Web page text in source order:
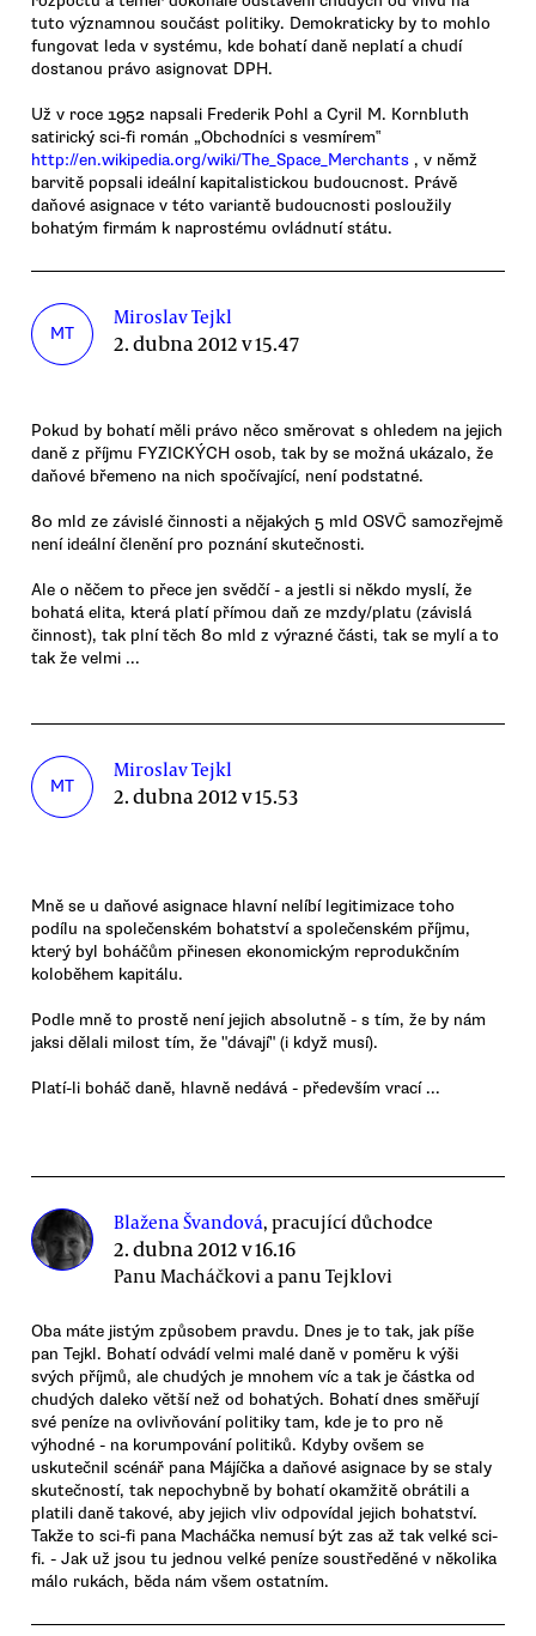
tuto významnou součást politiky. Demokraticky by to mohlo
fungovat leda v systému, kde bohatí daně neplatí a chudí
dostanou právo asignovat DPH.
Už v roce 1952 napsali Frederik Pohl a Cyril M. Kornbluth
satirický sci-fi román „Obchodníci s vesmírem‟
http://en.wikipedia.org/wiki/The_Space_Merchants , v němž
barvitě popsali ideální kapitalistickou budoucnost. Právě
daňové asignace v této variantě budoucnosti posloužily
bohatým firmám k naprostému ovládnutí státu.
MT
Miroslav Tejkl
2. dubna 2012 v 15.47
Pokud by bohatí měli právo něco směrovat s ohledem na jejich
daně z příjmu FYZICKÝCH osob, tak by se možná ukázalo, že
daňové břemeno na nich spočívající, není podstatné.
80 mld ze závislé činnosti a nějakých 5 mld OSVČ samozřejmě
není ideální členění pro poznání skutečnosti.
Ale o něčem to přece jen svědčí - a jestli si někdo myslí, že
bohatá elita, která platí přímou daň ze mzdy/platu (závislá
činnost), tak plní těch 80 mld z výrazné části, tak se mylí a to
tak že velmi ...
MT
Miroslav Tejkl
2. dubna 2012 v 15.53
Mně se u daňové asignace hlavní nelíbí legitimizace toho
podílu na společenském bohatství a společenském příjmu,
který byl boháčům přinesen ekonomickým reprodukčním
koloběhem kapitálu.
Podle mně to prostě není jejich absolutně - s tím, že by nám
jaksi dělali milost tím, že "dávají" (i když musí).
Platí-li boháč daně, hlavně nedává - především vrací ...
Blažena Švandová, pracující důchodce
2. dubna 2012 v 16.16
Panu Macháčkovi a panu Tejklovi
Oba máte jistým způsobem pravdu. Dnes je to tak, jak píše
pan Tejkl. Bohatí odvádí velmi malé daně v poměru k výši
svých příjmů, ale chudých je mnohem víc a tak je částka od
chudých daleko větší než od bohatých. Bohatí dnes směřují
své peníze na ovlivňování politiky tam, kde je to pro ně
výhodné - na korumpování politiků. Kdyby ovšem se
uskutečnil scénář pana Májíčka a daňové asignace by se staly
skutečností, tak nepochybně by bohatí okamžitě obrátili a
platili daně takové, aby jejich vliv odpovídal jejich bohatství.
Takže to sci-fi pana Macháčka nemusí být zas až tak velké sci-
fi. - Jak už jsou tu jednou velké peníze soustředěné v několika
málo rukách, běda nám všem ostatním.